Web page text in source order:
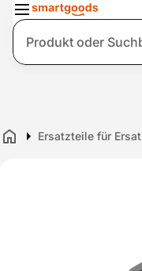
Suche
Home Ersatzteile für